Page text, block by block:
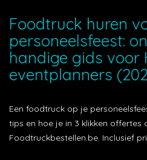
Foodtruck huren
personeelsfeest:
handige gids voor
eventplanners
Een foodtruck op je
tips en hoe je in 3 klikken offertes
Foodtruckbestellen.be. Inclusief